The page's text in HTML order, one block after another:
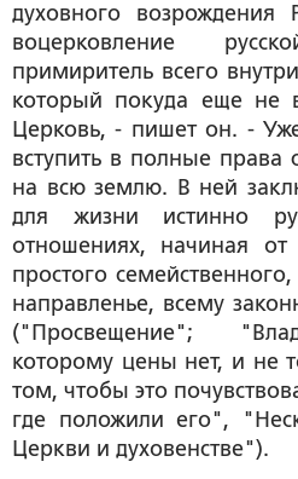
духовного возрождения
воцерковление
примиритель всего
который покуда еще не
Церковь, - пишет он. -
вступить в полные права
на всю землю. В ней
для жизни истинно
отношениях, начиная от
простого
направленье, всему
("Просвещение";
которому цены нет, и не
том, чтобы это
где положили его",
Церкви и духовенстве").